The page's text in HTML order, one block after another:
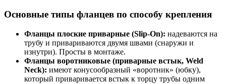
Основные типы фланцев по способу крепления
Фланцы плоские приварные (Slip-On): надеваются на
трубу и привариваются двумя швами (снаружи и
изнутри). Просты в монтаже.
Фланцы воротниковые (приварные встык, Weld
Neck): имеют конусообразный «воротник» (юбку),
который приваривается встык к торцу трубы одним